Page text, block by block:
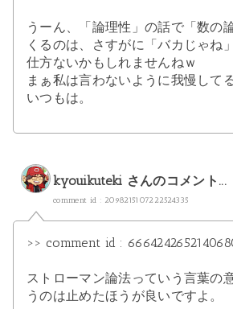
うーん、「論理性」の話で「数の
くるのは、さすがに「バカじゃね
仕方ないかもしれませんねｗ
まぁ私は言わないように我慢して
いつもは。
kyouikuteki さんのコメント...
comment id : 2098215107222524335
>> comment id :
ストローマン論法っていう言葉の
うのは止めたほうが良いですよ。